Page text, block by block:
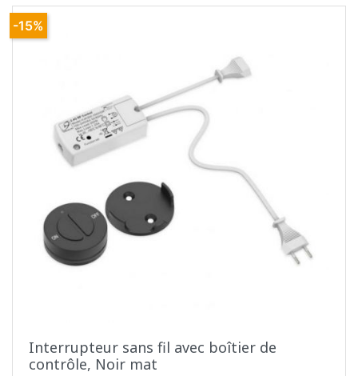
Interrupteur sans fil avec boîtier de
contrôle, Noir mat
-15%